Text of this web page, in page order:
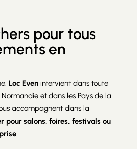
pour tous
en
Loc Evenintervient dans toute
Normandie et dans les Pays de la
accompagnent dans la
pour salons, foires, festivals ou
.